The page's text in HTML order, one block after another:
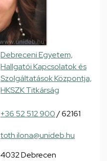
Debreceni Egyetem,
Hallgatói Kapcsolatok és
Szolgáltatások Központja,
HKSZK Titkárság
+36 52 512 900/ 62161
toth.ilona@unideb.hu
4032 Debrecen